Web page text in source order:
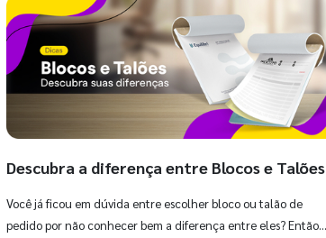
Descubra a diferença entre Blocos e Talões
Você já ficou em dúvida entre escolher bloco ou talão de
pedido por não conhecer bem a diferença entre eles? Então,